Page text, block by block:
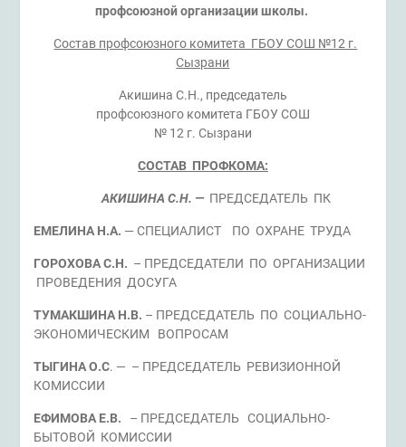
профсоюзной организации школы.
Состав профсоюзного комитета ГБОУ СОШ №12 г.
Сызрани
Акишина С.Н., председатель
профсоюзного комитета ГБОУ СОШ
№ 12 г. Сызрани
СОСТАВ ПРОФКОМА:
АКИШИНА С.Н. —ПРЕДСЕДАТЕЛЬ ПК
ЕМЕЛИНА Н.А. — СПЕЦИАЛИСТ ПО ОХРАНЕ ТРУДА
ГОРОХОВА С.Н. – ПРЕДСЕДАТЕЛИ ПО ОРГАНИЗАЦИИ
ПРОВЕДЕНИЯ ДОСУГА
ТУМАКШИНА Н.В. – ПРЕДСЕДАТЕЛЬ ПО СОЦИАЛЬНО-
ЭКОНОМИЧЕСКИМ ВОПРОСАМ
ТЫГИНА О.С. — – ПРЕДСЕДАТЕЛЬ РЕВИЗИОННОЙ
КОМИССИИ
ЕФИМОВА Е.В.
– ПРЕДСЕДАТЕЛЬ СОЦИАЛЬНО-
БЫТОВОЙ КОМИССИИ